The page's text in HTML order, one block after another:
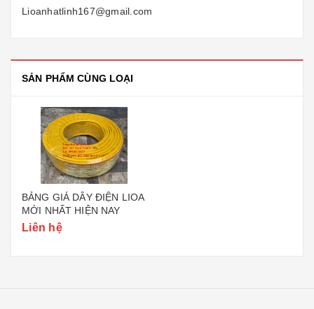
Lioanhatlinh167@gmail.com
SẢN PHẨM CÙNG LOẠI
BẢNG GIÁ DÂY ĐIỆN LIOA
MỚI NHẤT HIỆN NAY
Liên hệ